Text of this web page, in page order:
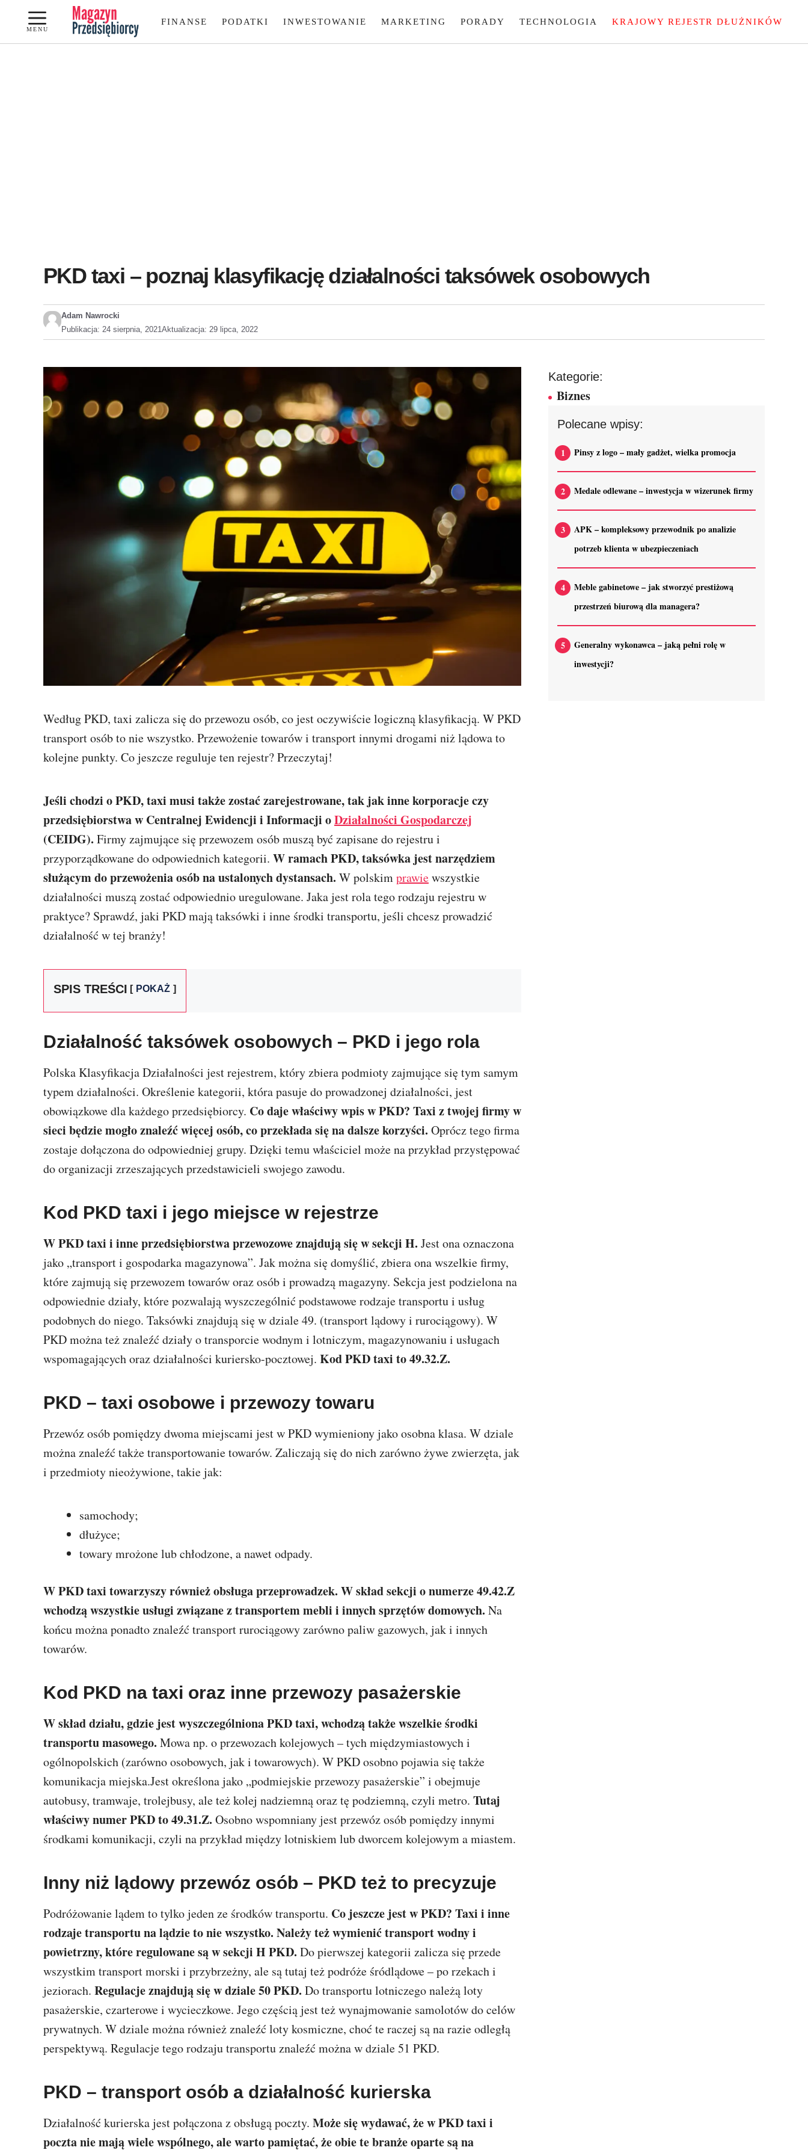
Przejdź
treści
MENU
FINANSE PODATKI INWESTOWANIE MARKETING PORADY TECHNOLOGIA KRAJOWY REJESTR DŁUŻNIKÓW
PKD taxi – poznaj klasyfikację działalności taksówek osobowych
Adam Nawrocki
Publikacja: 24 sierpnia, 2021Aktualizacja: 29 lipca, 2022
Według PKD, taxi zalicza się do przewozu osób, co jest oczywiście logiczną klasyfikacją. W PKD
transport osób to nie wszystko. Przewożenie towarów i transport innymi drogami niż lądowa to
kolejne punkty. Co jeszcze reguluje ten rejestr? Przeczytaj!
Jeśli chodzi o PKD, taxi musi także zostać zarejestrowane, tak jak inne korporacje czy
przedsiębiorstwa w Centralnej Ewidencji i Informacji oDziałalności Gospodarczej
(CEIDG). Firmy zajmujące się przewozem osób muszą być zapisane do rejestru i
przyporządkowane do odpowiednich kategorii. W ramach PKD, taksówka jest narzędziem
służącym do przewożenia osób na ustalonych dystansach. W polskimprawiewszystkie
działalności muszą zostać odpowiednio uregulowane. Jaka jest rola tego rodzaju rejestru w
praktyce? Sprawdź, jaki PKD mają taksówki i inne środki transportu, jeśli chcesz prowadzić
działalność w tej branży!
SPIS TREŚCI POKAŻ
Działalność taksówek osobowych – PKD i jego rola
Polska Klasyfikacja Działalności jest rejestrem, który zbiera podmioty zajmujące się tym samym
typem działalności. Określenie kategorii, która pasuje do prowadzonej działalności, jest
obowiązkowe dla każdego przedsiębiorcy. Co dajewłaściwy wpis w PKD? Taxi z twojej firmy w
sieci będzie mogło znaleźć więcej osób, co przekłada się na dalsze korzyści. Oprócz tego firma
zostaje dołączona do odpowiedniej grupy. Dzięki temu właściciel może na przykład przystępować
do organizacji zrzeszających przedstawicieli swojego zawodu.
Kod PKD taxi i jego miejsce w rejestrze
W PKD taxi i inne przedsiębiorstwa przewozowe znajdują się w sekcji H. Jest ona oznaczona
jako „transport i gospodarka magazynowa”. Jak można się domyślić, zbiera ona wszelkie firmy,
które zajmują się przewozem towarów oraz osób i prowadzą magazyny. Sekcja jest podzielona na
odpowiednie działy, które pozwalają wyszczególnić podstawowe rodzaje transportu i usług
podobnych do niego. Taksówki znajdują się w dziale 49. (transport lądowy i rurociągowy). W
PKD można też znaleźć działy o transporcie wodnym i lotniczym, magazynowaniu i usługach
wspomagających oraz działalności kuriersko-pocztowej. Kod PKD taxi to 49.32.Z.
PKD – taxi osobowe i przewozy towaru
Przewóz osób pomiędzy dwoma miejscami jest w PKD wymieniony jako osobna klasa. W dziale
można znaleźć także transportowanie towarów. Zaliczają się do nich zarówno żywe zwierzęta, jak
i przedmioty nieożywione, takie jak:
samochody;
dłużyce;
towary mrożone lub chłodzone, a nawet odpady.
W PKD taxi towarzyszy również obsługa przeprowadzek. W skład sekcji o numerze 49.42.Z
wchodzą wszystkie usługi związane z transportem mebli i innych sprzętów domowych. Na
końcu można ponadto znaleźć transport rurociągowy zarówno paliw gazowych, jak i innych
towarów.
Kod PKD na taxi oraz inne przewozy pasażerskie
W skład działu, gdzie jest wyszczególniona PKD taxi, wchodzą także wszelkie środki
transportu masowego. Mowa np. o przewozach kolejowych – tych międzymiastowych i
ogólnopolskich (zarówno osobowych, jak i towarowych). W PKD osobno pojawia się także
komunikacja miejska.Jest określona jako „podmiejskie przewozy pasażerskie” i obejmuje
autobusy, tramwaje, trolejbusy, ale też kolej nadziemną oraz tę podziemną, czyli metro. Tutaj
właściwy numer PKD to 49.31.Z. Osobno wspomniany jest przewóz osób pomiędzy innymi
środkami komunikacji, czyli na przykład między lotniskiem lub dworcem kolejowym a miastem.
Inny niż lądowy przewóz osób – PKD też to precyzuje
Podróżowanie lądem to tylko jeden ze środków transportu. Co jeszcze jest w PKD? Taxi i inne
rodzaje transportu na lądzie to nie wszystko. Należy też wymienić transport wodny i
powietrzny, które regulowane są w sekcji H PKD. Do pierwszej kategorii zalicza się przede
wszystkim transport morski i przybrzeżny, ale są tutaj też podróże śródlądowe – po rzekach i
jeziorach. Regulacje znajdują się w dziale 50 PKD. Do transportu lotniczego należą loty
pasażerskie, czarterowe i wycieczkowe. Jego częścią jest też wynajmowanie samolotów do celów
prywatnych. W dziale można również znaleźć loty kosmiczne, choć te raczej są na razie odległą
perspektywą. Regulacje tego rodzaju transportu znaleźć można w dziale 51 PKD.
PKD – transport osób a działalność kurierska
Działalność kurierska jest połączona z obsługą poczty. Może się wydawać, że w PKD taxi i
poczta nie mają wiele wspólnego, ale warto pamiętać, że obie te branże oparte są na
Kategorie:
Biznes
Polecane wpisy:
Pinsy z logo – mały gadżet, wielka promocja
Medale odlewane – inwestycja w wizerunek firmy
APK – kompleksowy przewodnik po analizie
potrzeb klienta w ubezpieczeniach
Meble gabinetowe – jak stworzyć prestiżową
przestrzeń biurową dla managera?
Generalny wykonawca – jaką pełni rolę w
inwestycji?